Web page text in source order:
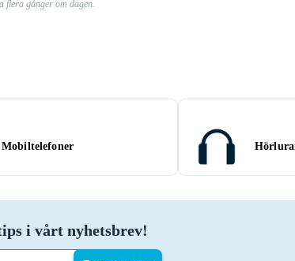
gånger om dagen.
Mobiltelefoner
i vårt nyhetsbrev!